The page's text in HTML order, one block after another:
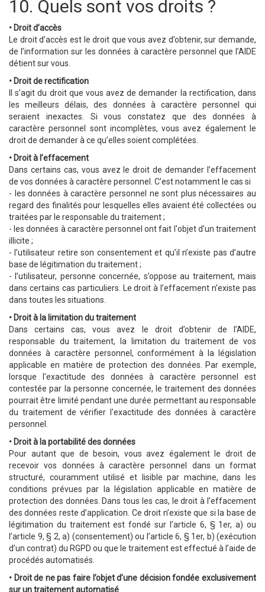
10. Quels sont vos droits ?
• Droit d’accès
Le droit d’accès est le droit que vous avez d’obtenir, sur demande,
de l’information sur les données à caractère personnel que l’AIDE
détient sur vous.
• Droit de rectification
Il s’agit du droit que vous avez de demander la rectification, dans
les meilleurs délais, des données à caractère personnel qui
seraient inexactes. Si vous constatez que des données à
caractère personnel sont incomplètes, vous avez également le
droit de demander à ce qu’elles soient complétées.
• Droit à l’effacement
Dans certains cas, vous avez le droit de demander l’effacement
de vos données à caractère personnel. C’est notamment le cas si
- les données à caractère personnel ne sont plus nécessaires au
regard des finalités pour lesquelles elles avaient été collectées ou
traitées par le responsable du traitement ;
- les données à caractère personnel ont fait l'objet d'un traitement
illicite ;
- l’utilisateur retire son consentement et qu’il n’existe pas d’autre
base de légitimation du traitement ;
- l’utilisateur, personne concernée, s’oppose au traitement, mais
dans certains cas particuliers. Le droit à l’effacement n’existe pas
dans toutes les situations.
• Droit à la limitation du traitement
Dans certains cas, vous avez le droit d’obtenir de l’AIDE,
responsable du traitement, la limitation du traitement de vos
données à caractère personnel, conformément à la législation
applicable en matière de protection des données. Par exemple,
lorsque l'exactitude des données à caractère personnel est
contestée par la personne concernée, le traitement des données
pourrait être limité pendant une durée permettant au responsable
du traitement de vérifier l'exactitude des données à caractère
personnel.
• Droit à la portabilité des données
Pour autant que de besoin, vous avez également le droit de
recevoir vos données à caractère personnel dans un format
structuré, couramment utilisé et lisible par machine, dans les
conditions prévues par la législation applicable en matière de
protection des données. Dans tous les cas, le droit à l’effacement
des données reste d’application. Ce droit n’existe que si la base de
légitimation du traitement est fondé sur l’article 6, § 1er, a) ou
l’article 9, § 2, a) (consentement) ou l’article 6, § 1er, b) (exécution
d’un contrat) du RGPD ou que le traitement est effectué à l’aide de
procédés automatisés.
• Droit de ne pas faire l’objet d’une décision fondée exclusivement
sur un traitement automatisé